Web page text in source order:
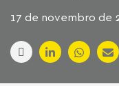
17 de novembro de